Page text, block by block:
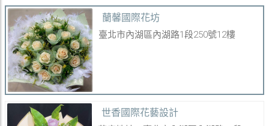
蘭馨國際花坊
臺北市內湖區內湖路1段250號12樓
世香國際花藝設計